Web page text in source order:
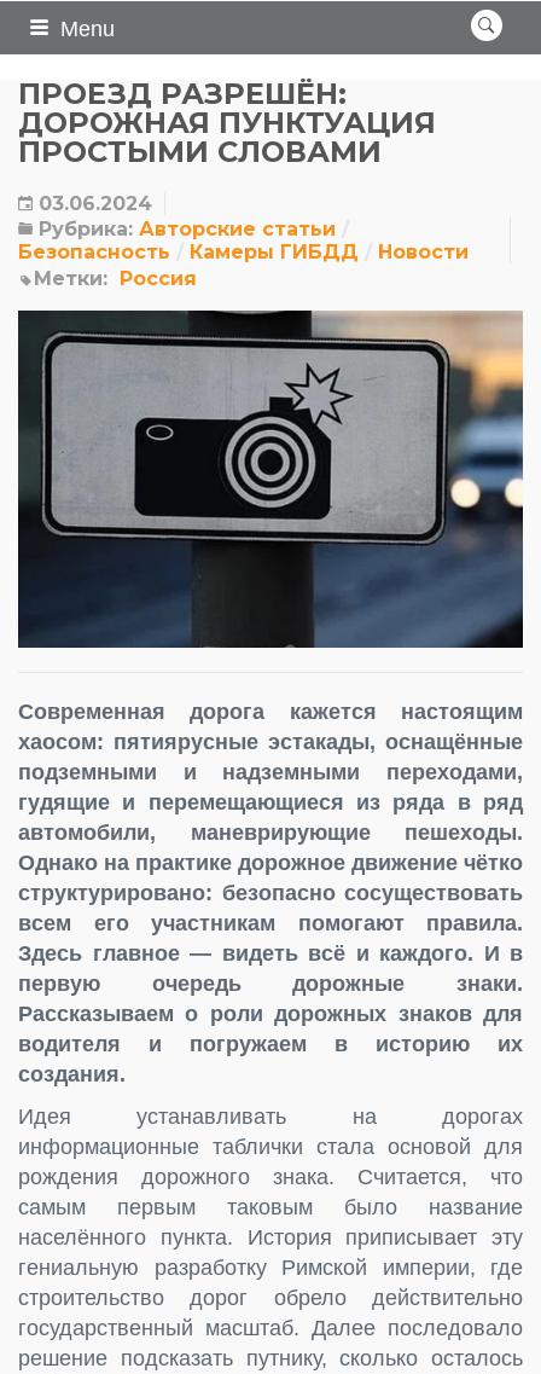
Menu
ПРОЕЗД РАЗРЕШЁН:
ДОРОЖНАЯ ПУНКТУАЦИЯ
ПРОСТЫМИ СЛОВАМИ
03.06.2024
Рубрика: Авторские статьи
Безопасность
Камеры ГИБДД
Новости
Метки: Россия
Современная дорога кажется настоящим
хаосом: пятиярусные эстакады, оснащённые
подземными и надземными переходами,
гудящие и перемещающиеся из ряда в ряд
автомобили, маневрирующие пешеходы.
Однако на практике дорожное движение чётко
структурировано: безопасно сосуществовать
всем его участникам помогают правила.
Здесь главное — видеть всё и каждого. И в
первую очередь дорожные знаки.
Рассказываем о роли дорожных знаков для
водителя и погружаем в историю их
создания.
Идея устанавливать на дорогах
информационные таблички стала основой для
рождения дорожного знака. Считается, что
самым первым таковым было название
населённого пункта. История приписывает эту
гениальную разработку Римской империи, где
строительство дорог обрело действительно
государственный масштаб. Далее последовало
решение подсказать путнику, сколько осталось